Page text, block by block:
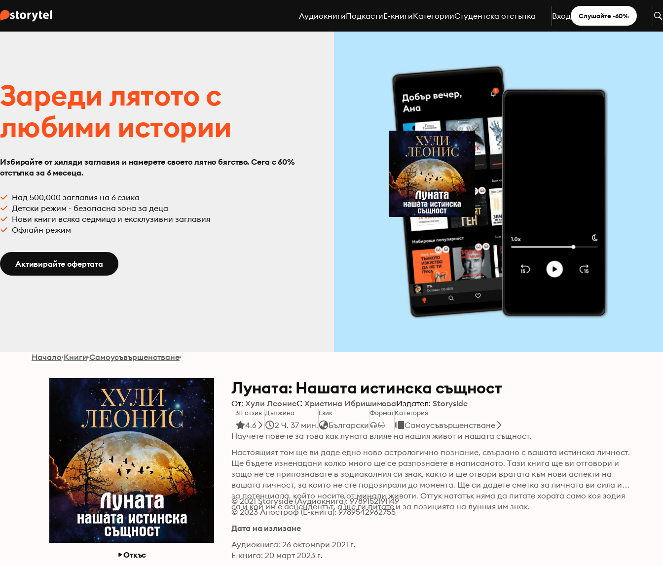
АудиокнигиПодкастиE-книгиКатегорииСтудентска отстъпка Вход Слушайте -60%
Зареди лятото с
любими истории
Избирайте от хиляди заглавия и намерете своето лятно бягство. Сега с 60%
отстъпка за 6 месеца.
Над 500,000 заглавия на 6 езика
Детски режим - безопасна зона за деца
Нови книги всяка седмица и ексклузивни заглавия
Офлайн режим
Активирайте офертата
Начало Книги Самоусъвършенстване
Откъс
Луната: Нашата истинска същност
От: Хули ЛеонисС Христина ИбришимоваИздател: Storyside
311 отзив
4.6
Дължина
2 Ч. 37 мин.
Език
Български
ФорматКатегория
Самоусъвършенстване
Научете повече за това как луната влияе на нашия живот и нашата същност.
Настоящият том ще ви даде едно ново астрологично познание, свързано с вашата истинска личност.
Ще бъдете изненадани колко много ще се разпознаете в написаното. Тази книга ще ви отговори и
защо не се припознавате в зодиакалния си знак, както и ще отвори вратата към нови аспекти на
вашата личност, за които не сте подозирали до момента. Ще си дадете сметка за личната ви сила и
за потенциала, който носите от минали животи. Оттук нататък няма да питате хората само коя зодия
са и кой им е асцендентът, а ще ги питате и за позицията на лунния им знак.
© 2021 Storyside (Аудиокнига): 9789152191149
© 2023 Апостроф (Е-книга): 9789542962755
Дата на излизане
Аудиокнига: 26 октомври 2021 г.
Е-книга: 20 март 2023 г.